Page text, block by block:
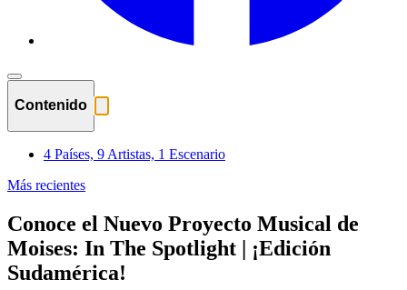
Contenido
4 Países, 9 Artistas, 1 Escenario
Más recientes
Conoce el Nuevo Proyecto Musical de
Moises: In The Spotlight | ¡Edición
Sudamérica!